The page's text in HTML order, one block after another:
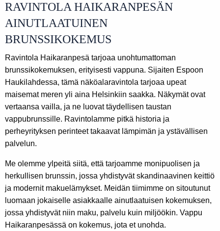
RAVINTOLA HAIKARANPESÄN
AINUTLAATUINEN
BRUNSSIKOKEMUS
Ravintola Haikaranpesä tarjoaa unohtumattoman
brunssikokemuksen, erityisesti vappuna. Sijaiten Espoon
Haukilahdessa, tämä näköalaravintola tarjoaa upeat
maisemat meren yli aina Helsinkiin saakka. Näkymät ovat
vertaansa vailla, ja ne luovat täydellisen taustan
vappubrunssille. Ravintolamme pitkä historia ja
perheyrityksen perinteet takaavat lämpimän ja ystävällisen
palvelun.
Me olemme ylpeitä siitä, että tarjoamme monipuolisen ja
herkullisen brunssin, jossa yhdistyvät skandinaavinen keittiö
ja modernit makuelämykset. Meidän tiimimme on sitoutunut
luomaan jokaiselle asiakkaalle ainutlaatuisen kokemuksen,
jossa yhdistyvät niin maku, palvelu kuin miljöökin. Vappu
Haikaranpesässä on kokemus, jota et unohda.